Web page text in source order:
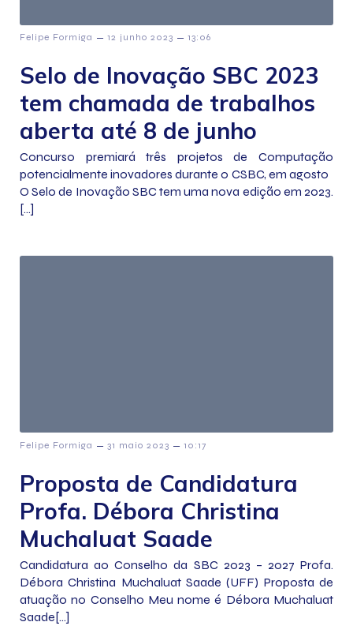
Felipe Formiga – 12 junho 2023 – 13:06
Selo de Inovação SBC 2023
tem chamada de trabalhos
aberta até 8 de junho
Concurso premiará três projetos de Computação
potencialmente inovadores durante o CSBC, em agosto
O Selo de Inovação SBC tem uma nova edição em 2023.
[…]
Felipe Formiga – 31 maio 2023 – 10:17
Proposta de Candidatura
Profa. Débora Christina
Muchaluat Saade
Candidatura ao Conselho da SBC 2023 – 2027 Profa.
Débora Christina Muchaluat Saade (UFF) Proposta de
atuação no Conselho Meu nome é Débora Muchaluat
Saade[…]